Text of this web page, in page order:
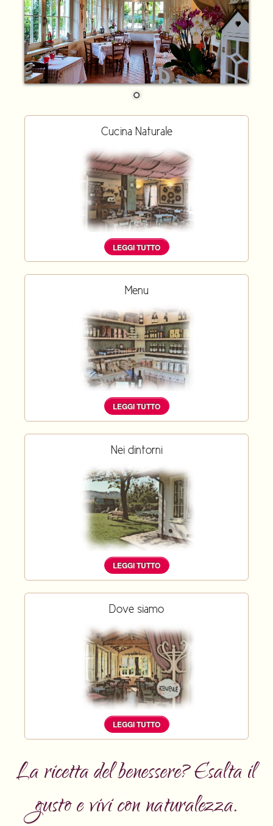
Cucina Naturale
LEGGI TUTTO
Menu
LEGGI TUTTO
Nei dintorni
LEGGI TUTTO
Dove siamo
LEGGI TUTTO
La ricetta del benessere? Esalta il
gusto e vivi con naturalezza.